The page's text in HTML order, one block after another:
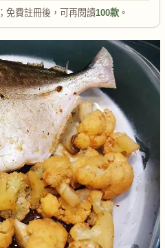
；免費註冊後，可再閱讀100款 。